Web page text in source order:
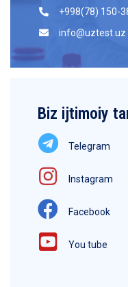
+998(78) 150-
info@uztest.uz
Biz ijtimoiy
Telegram
Instagram
Facebook
You tube